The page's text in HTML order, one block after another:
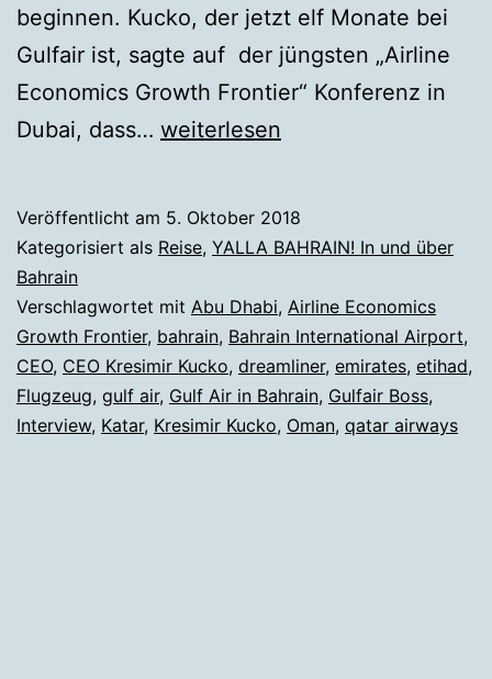
beginnen. Kucko, der jetzt elf Monate bei
Gulfair ist, sagte auf der jüngsten „Airline
Economics Growth Frontier“ Konferenz in
Dubai, dass… Gulfair
Kucko
Interview
weiterlesen
Veröffentlicht am 5. Oktober 2018
Kategorisiert als Reise, YALLA BAHRAIN! In und über
Bahrain
Verschlagwortet mit Abu Dhabi, Airline Economics
Growth Frontier, bahrain, Bahrain International Airport,
CEO, CEO Kresimir Kucko, dreamliner, emirates, etihad,
Flugzeug, gulf air, Gulf Air in Bahrain, Gulfair Boss,
Interview, Katar, Kresimir Kucko, Oman, qatar airways